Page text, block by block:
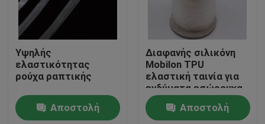
Σπίτι
Υψηλής
ελαστικότητας
ρούχα ραπτικής
Αποστολή
Διαφανής σιλικόνη
Mobilon TPU
ελαστική ταινία για
ενδύματα εσώρουχα
Αποστολή